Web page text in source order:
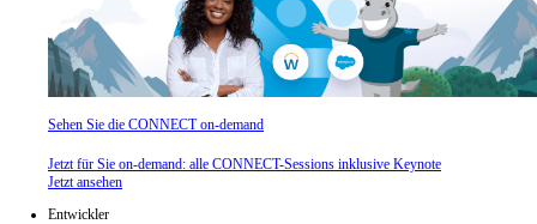
Sehen Sie die CONNECT on-demand
Jetzt für Sie on-demand: alle CONNECT-Sessions inklusive Keynote
Jetzt ansehen
Entwickler